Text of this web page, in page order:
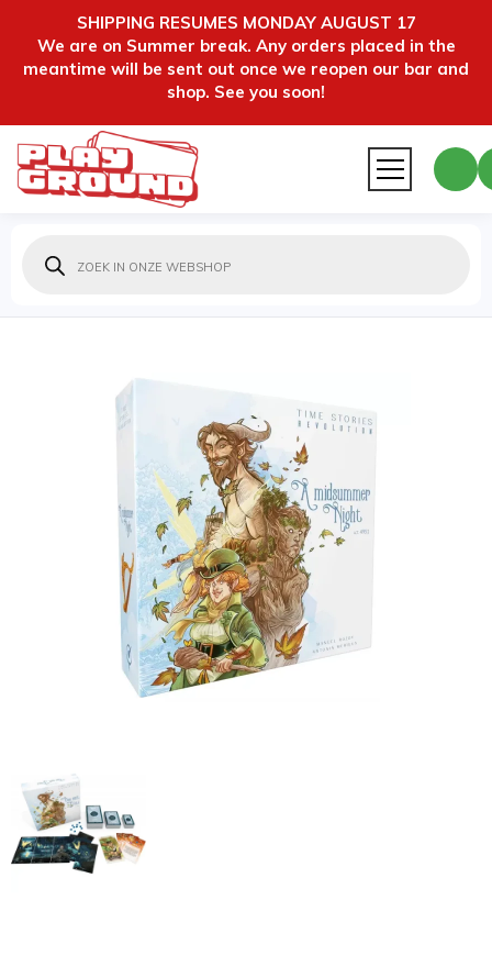
SHIPPING RESUMES MONDAY AUGUST 17
We are on Summer break. Any orders placed in the
meantime will be sent out once we reopen our bar and
shop. See you soon!
zoeken